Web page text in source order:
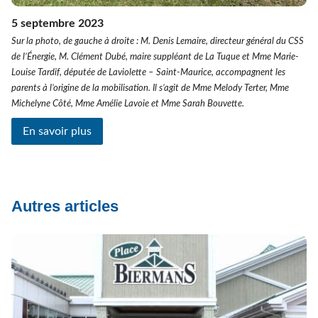
5 septembre 2023
Sur la photo, de gauche à droite : M. Denis Lemaire, directeur général du CSS
de l’Énergie, M. Clément Dubé, maire suppléant de La Tuque et Mme Marie-
Louise Tardif, députée de Laviolette – Saint-Maurice, accompagnent les
parents à l’origine de la mobilisation. Il s’agit de Mme Melody Terter, Mme
Michelyne Côté, Mme Amélie Lavoie et Mme Sarah Bouvette.
En savoir plus
Autres articles